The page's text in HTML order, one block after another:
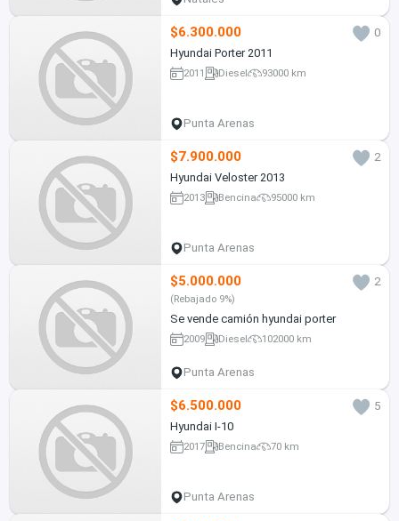
$6.300.000
0
Hyundai Porter 2011
2011 Diesel 93000 km
Punta Arenas
$7.900.000
2
Hyundai Veloster 2013
2013 Bencina 95000 km
Punta Arenas
$5.000.000 2
(Rebajado 9%)
Se vende camión hyundai porter
2009 Diesel 102000 km
Punta Arenas
$6.500.000
5
Hyundai I-10
2017 Bencina 70 km
Punta Arenas